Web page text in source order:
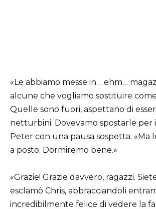
«Le abbiamo messe in… ehm…
alcune che vogliamo sostituire
Quelle sono fuori, aspettano di
netturbini. Dovevamo spostarle per i
Peter con una pausa sospetta. «Ma
a posto. Dormiremo bene.»
«Grazie! Grazie davvero, ragazzi.
esclamò Chris, abbracciandoli
incredibilmente felice di vedere la